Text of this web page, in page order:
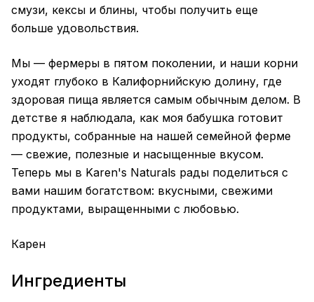
смузи, кексы и блины, чтобы получить еще
больше удовольствия.
Мы — фермеры в пятом поколении, и наши корни
уходят глубоко в Калифорнийскую долину, где
здоровая пища является самым обычным делом. В
детстве я наблюдала, как моя бабушка готовит
продукты, собранные на нашей семейной ферме
— свежие, полезные и насыщенные вкусом.
Теперь мы в Karen's Naturals рады поделиться с
вами нашим богатством: вкусными, свежими
продуктами, выращенными с любовью.
Карен
Ингредиенты